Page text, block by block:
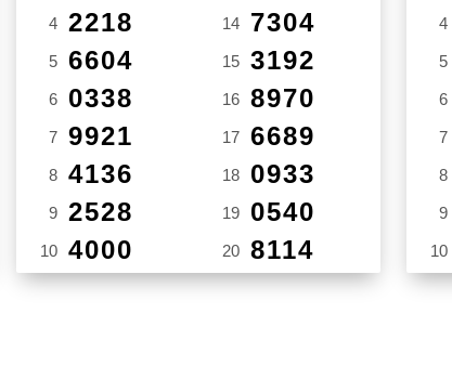
4 2218
5 6604
6 0338
7 9921
8 4136
9 2528
10 4000
14 7304
15 3192
16 8970
17 6689
18 0933
19 0540
20 8114
4
5
6
7
8
9
10